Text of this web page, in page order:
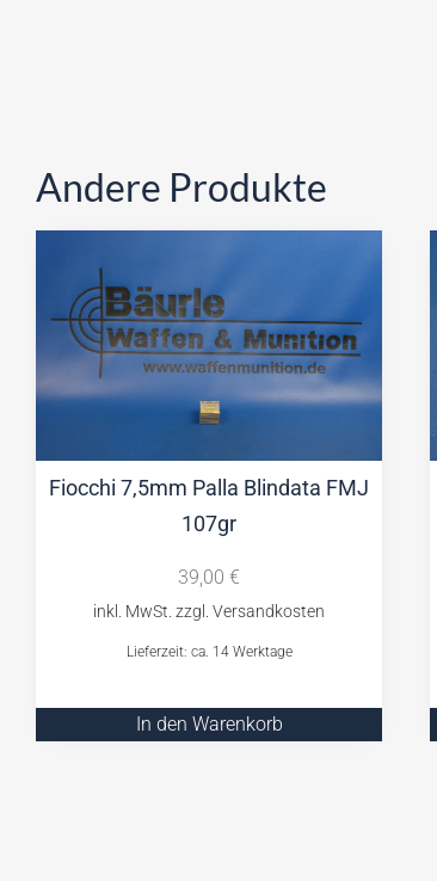
Andere Produkte
Fiocchi 7,5mm Palla Blindata FMJ
107gr
39,00 €
Lieferzeit: ca. 14 Werktage
In den Warenkorb